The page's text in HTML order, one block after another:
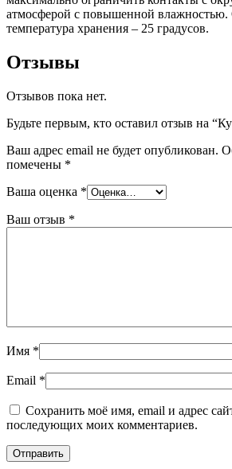
атмосферой с повышенной влажностью.
температура хранения – 25 градусов.
Отзывы
Отзывов пока нет.
Будьте первым, кто оставил отзыв на
Ваш адрес email не будет опубликован.
помечены *
Ваша оценка *
Ваш отзыв *
Имя *
Email *
Сохранить моё имя, email и адрес
последующих моих комментариев.